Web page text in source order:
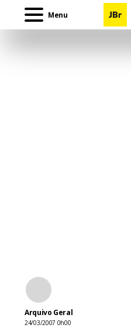
Menu
Arquivo Geral
24/03/2007 0h00